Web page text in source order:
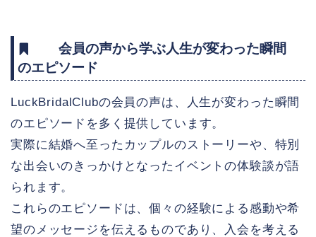
会員の声から学ぶ人生が変わった瞬間
のエピソード
LuckBridalClubの会員の声は、人生が変わった瞬間
のエピソードを多く提供しています。
実際に結婚へ至ったカップルのストーリーや、特別
な出会いのきっかけとなったイベントの体験談が語
られます。
これらのエピソードは、個々の経験による感動や希
望のメッセージを伝えるものであり、入会を考える